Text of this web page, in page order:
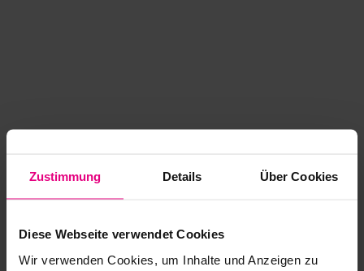
Zustimmung Details Über Cookies
Diese Webseite verwendet Cookies
Wir verwenden Cookies, um Inhalte und Anzeigen zu